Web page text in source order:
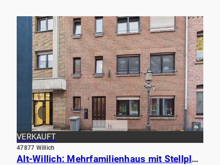
VERKAUFT
47877 Willich
Alt-Willich: Mehrfamilienhaus mit Stellplätzen im Stadtkern, solide vermietet & sehr gepflegt